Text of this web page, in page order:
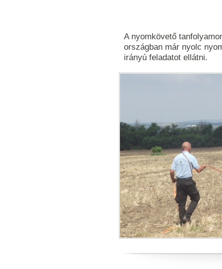
A nyomkövető
országban már nyolc
irányú feladatot ellátni.